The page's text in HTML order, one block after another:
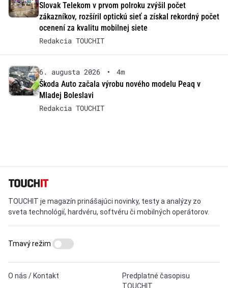
Slovak Telekom v prvom polroku zvýšil počet
zákazníkov, rozšíril optickú sieť a získal rekordný počet
ocenení za kvalitu mobilnej siete
Redakcia TOUCHIT
6. augusta 2026 •
4m
Škoda Auto začala výrobu nového modelu Peaq v
Mladej Boleslavi
Redakcia TOUCHIT
TOUCHIT je magazín prinášajúci novinky, testy a analýzy zo
sveta technológií, hardvéru, softvéru či mobilných operátorov.
O nás / Kontakt
Predplatné časopisu
TOUCHIT
Tmavý režim